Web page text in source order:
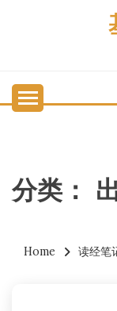
分类：
Home 读经笔